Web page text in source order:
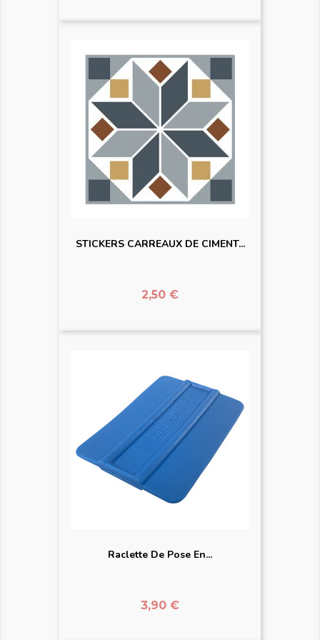
STICKERS CARREAUX DE CIMENT...
Prix
2,50 €
Raclette De Pose En...
Prix
3,90 €